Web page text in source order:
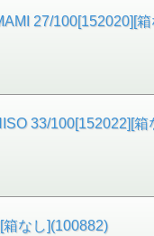
27/100[152020][
33/100[152022][箱
なし](100882)